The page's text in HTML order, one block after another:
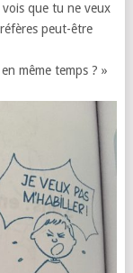
vois que tu ne veux
peut-être
même temps ? »